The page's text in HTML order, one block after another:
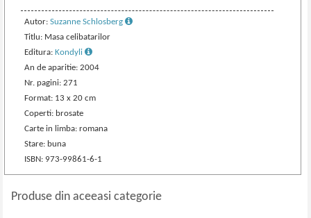
Autor:Suzanne Schlosberg
Titlu: Masa celibatarilor
Editura:Kondyli
An de aparitie: 2004
Nr. pagini: 271
Format: 13 x 20 cm
Coperti: brosate
Carte in limba: romana
Stare: buna
ISBN: 973-99861-6-1
Produse din aceeasi categorie